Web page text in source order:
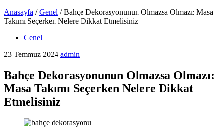
Anasayfa / Genel / Bahçe Dekorasyonunun Olmazsa Olmazı: Masa
Takımı Seçerken Nelere Dikkat Etmelisiniz
Genel
23 Temmuz 2024 admin
Bahçe Dekorasyonunun Olmazsa Olmazı:
Masa Takımı Seçerken Nelere Dikkat
Etmelisiniz